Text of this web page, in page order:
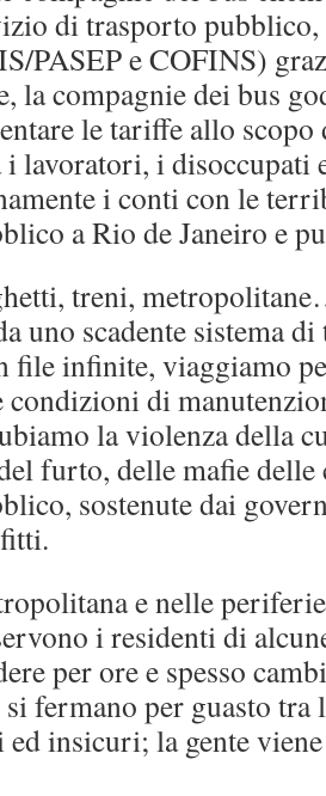
di trasporto
PASEP e COFINS)
la compagnie dei bus
le tariffe allo
i disoccupati
i conti con le
a Rio de Janeiro e
treni,
uno scadente sistema
file infinite, viaggiamo
condizioni di
la violenza della
furto, delle mafie delle
sostenute dai
e nelle
i residenti di
per ore e spesso
fermano per guasto tra
insicuri; la gente